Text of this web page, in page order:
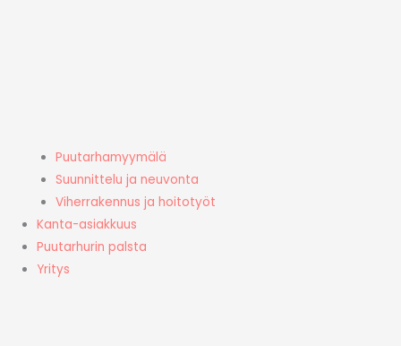
Puutarhamyymälä
Suunnittelu ja neuvonta
Viherrakennus ja hoitotyöt
Kanta-asiakkuus
Puutarhurin palsta
Yritys